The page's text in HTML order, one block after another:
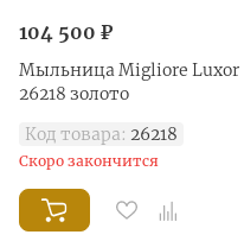
104 500 ₽
Мыльница Migliore Luxor
26218 золото
Код товара: 26218
Скоро закончится